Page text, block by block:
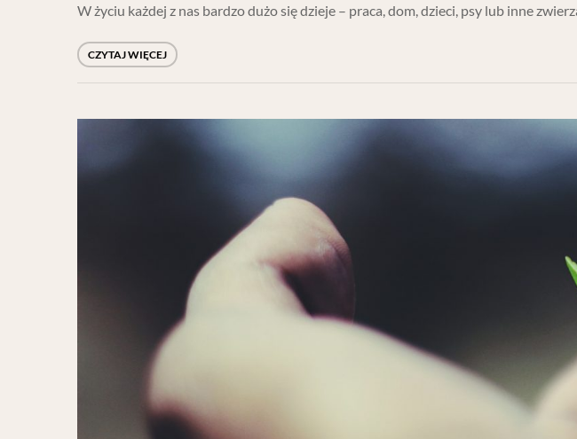
W życiu każdej z nas bardzo dużo się dzieje – praca, dom, dzieci, psy lub inne
CZYTAJ WIĘCEJ